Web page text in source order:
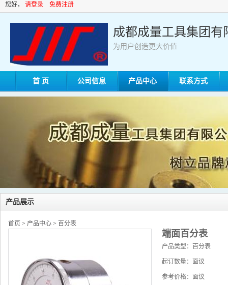
您好， 请登录 免费注册
成都成量工具集团有
为用户创造更大价值
首 页 公司信息 产品中心 联系方式
产品展示
首页 > 产品中心 > 百分表
端面百分表
产品类型：百分表
起订数量：面议
参考价格：面议